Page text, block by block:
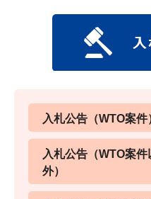
入札公告（WTO案件
入札公告（WTO案
外）